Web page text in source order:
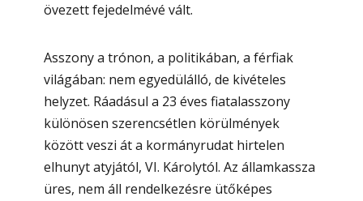
övezett fejedelmévé vált.
Asszony a trónon, a politikában, a férfiak
világában: nem egyedülálló, de kivételes
helyzet. Ráadásul a 23 éves fiatalasszony
különösen szerencsétlen körülmények
között veszi át a kormányrudat hirtelen
elhunyt atyjától, VI. Károlytól. Az államkassza
üres, nem áll rendelkezésre ütőképes